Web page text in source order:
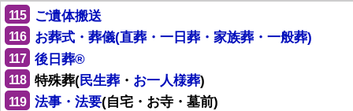
115 ご遺体搬送
116 お葬式・葬儀(直葬・一日葬・家族葬・一般葬)
117 後日葬®
118 特殊葬(民生葬・ お一人様葬)
119 法事・法要(自宅・お寺・墓前)